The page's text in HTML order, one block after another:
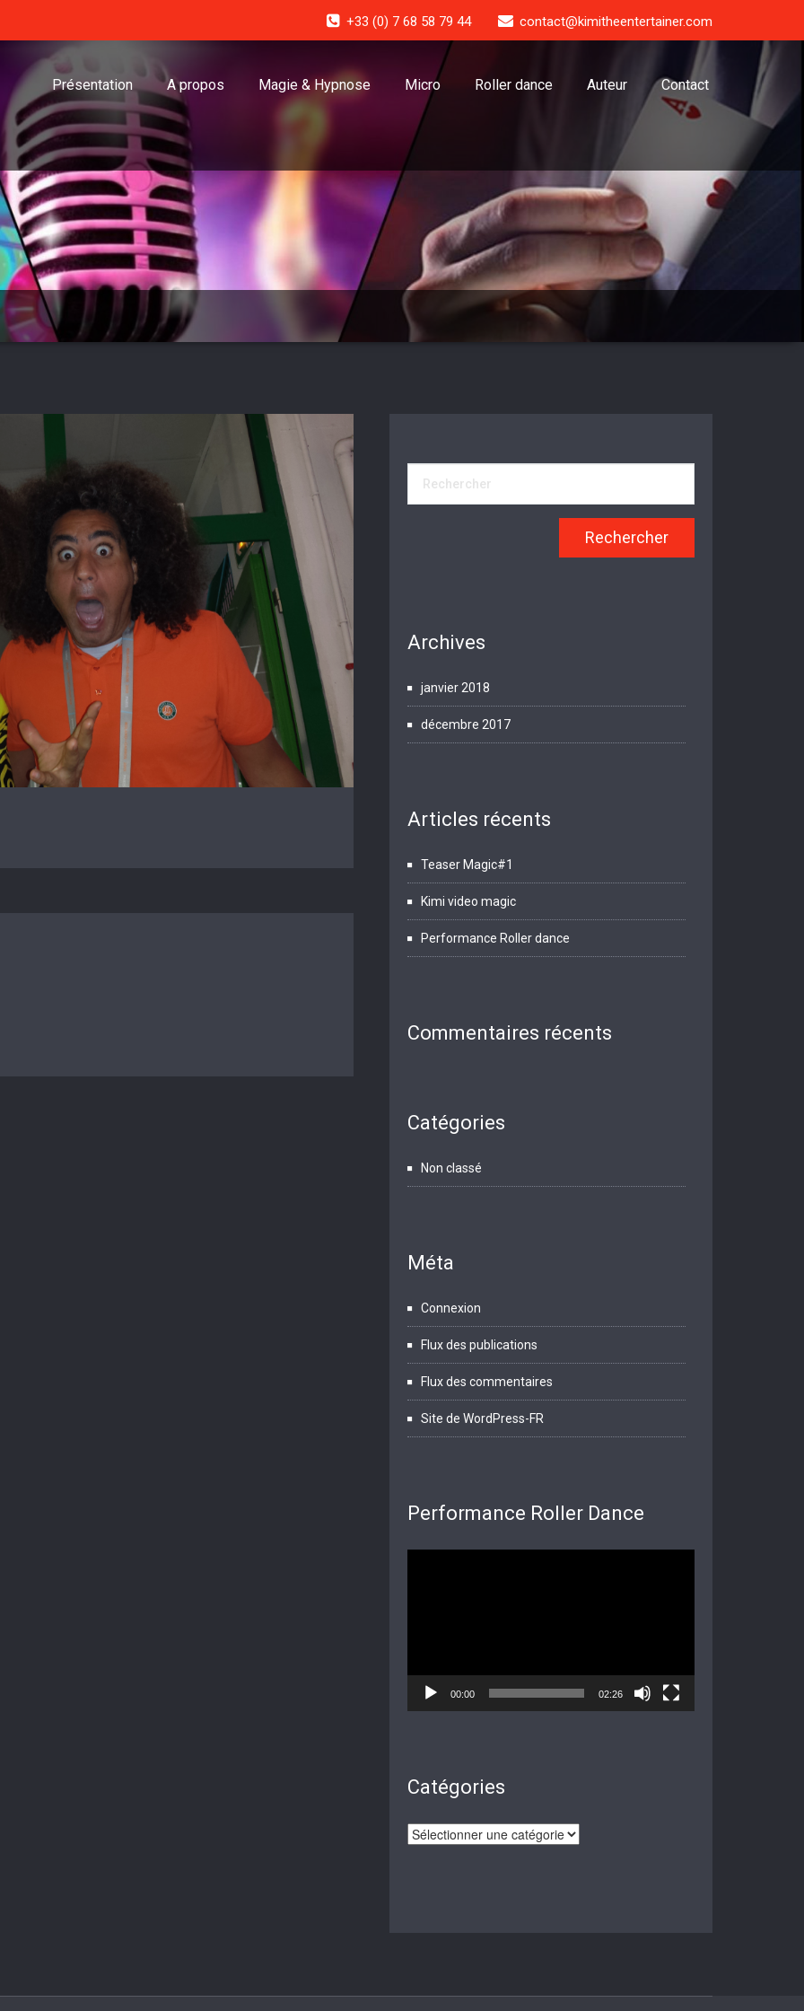
+33 (0) 7 68 58 79 44 contact@kimitheentertainer.com
Présentation A propos Magie & Hypnose Micro Roller dance Auteur Contact
Archives
janvier 2018
décembre 2017
Articles récents
Teaser Magic#1
Kimi video magic
Performance Roller dance
Commentaires récents
Catégories
Non classé
Méta
Connexion
Flux des publications
Flux des commentaires
Site de WordPress-FR
Performance Roller Dance
00:00 02:26
Catégories
Catégories